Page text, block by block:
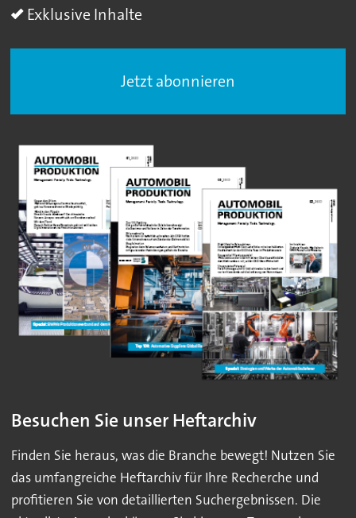
Exklusive Inhalte
Jetzt abonnieren
Besuchen Sie unser Heftarchiv
Finden Sie heraus, was die Branche bewegt! Nutzen Sie
das umfangreiche Heftarchiv für Ihre Recherche und
profitieren Sie von detaillierten Suchergebnissen. Die